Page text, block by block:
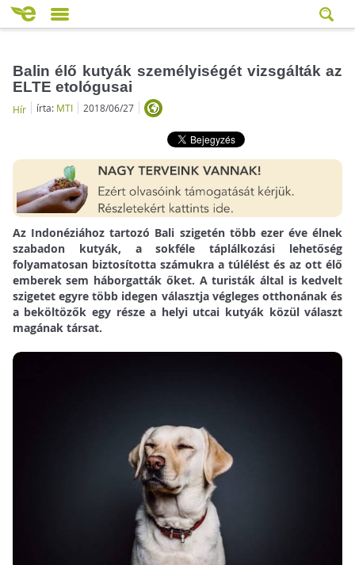
Balin élő kutyák személyiségét vizsgálták az
ELTE etológusai
Hír írta: MTI 2018/06/27
Az Indonéziához tartozó Bali szigetén több ezer éve élnek
szabadon kutyák, a sokféle táplálkozási lehetőség
folyamatosan biztosította számukra a túlélést és az ott élő
emberek sem háborgatták őket. A turisták által is kedvelt
szigetet egyre több idegen választja végleges otthonának és
a beköltözők egy része a helyi utcai kutyák közül választ
magának társat.